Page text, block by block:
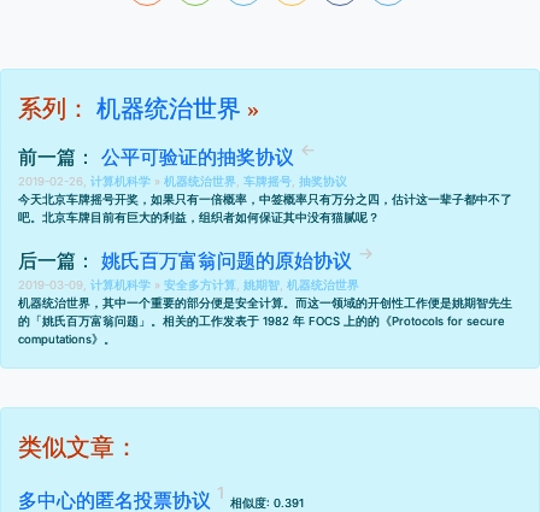
系列： 机器统治世界 »
前一篇： 公平可验证的抽奖协议
2019-02-26, 计算机科学 » 机器统治世界 车牌摇号 抽奖协议
今天北京车牌摇号开奖，如果只有一倍概率，中签概率只有万分之四，估计这一辈子都中不了
吧。北京车牌目前有巨大的利益，组织者如何保证其中没有猫腻呢？
后一篇： 姚氏百万富翁问题的原始协议
2019-03-09, 计算机科学 » 安全多方计算 姚期智 机器统治世界
机器统治世界，其中一个重要的部分便是安全计算。而这一领域的开创性工作便是姚期智先生
的「姚氏百万富翁问题」。相关的工作发表于 1982 年 FOCS 上的的 《Protocols for secure
computations》
类似文章：
多中心的匿名投票协议
相似度: 0.391